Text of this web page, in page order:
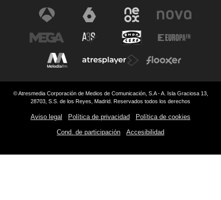
© Atresmedia Corporación de Medios de Comunicación, S.A - A. Isla Graciosa 13,
28703, S.S. de los Reyes, Madrid. Reservados todos los derechos
Aviso legal Política de privacidad Política de cookies
Cond. de participación Accesibilidad